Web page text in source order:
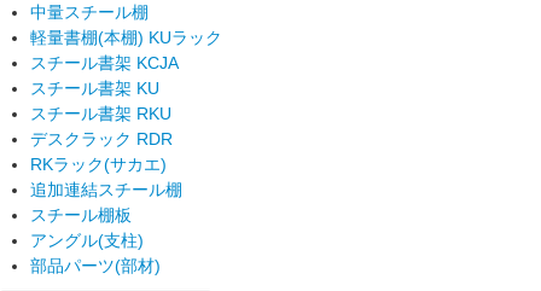
中量スチール棚
軽量書棚(本棚) KUラック
スチール書架 KCJA
スチール書架 KU
スチール書架 RKU
デスクラック RDR
RKラック(サカエ)
追加連結スチール棚
スチール棚板
アングル(支柱)
部品パーツ(部材)